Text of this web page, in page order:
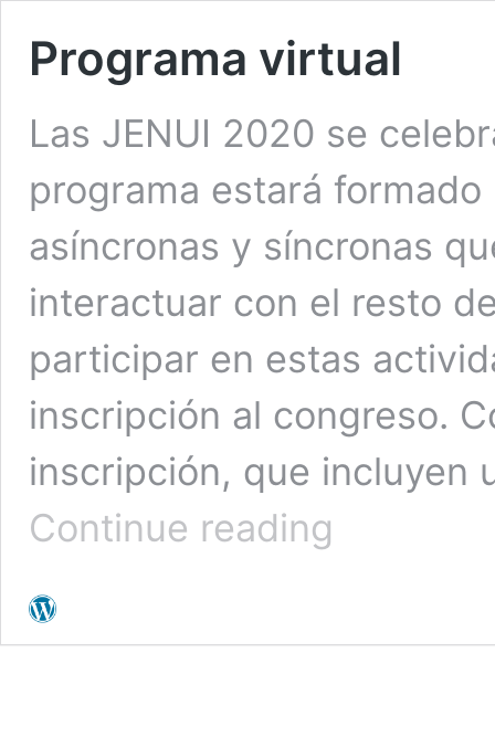
Programa virtual
Las JENUI 2020 se
programa estará
asíncronas y síncronas
interactuar con el resto
participar en estas
inscripción al congreso.
inscripción, que incluyen
Continue reading